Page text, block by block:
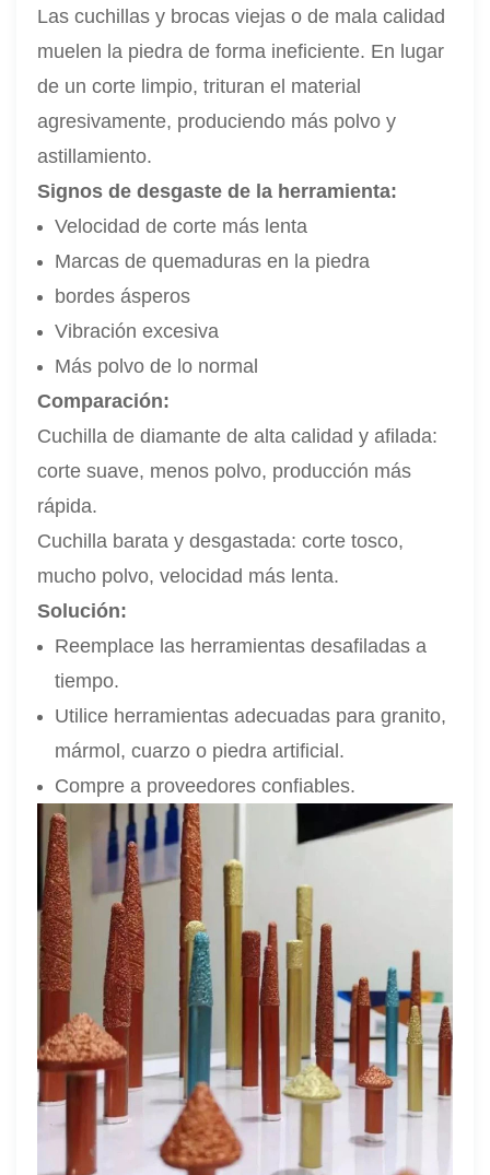
Las cuchillas y brocas viejas o de mala calidad
muelen la piedra de forma ineficiente. En lugar
de un corte limpio, trituran el material
agresivamente, produciendo más polvo y
astillamiento.
Signos de desgaste de la herramienta:
Velocidad de corte más lenta
Marcas de quemaduras en la piedra
bordes ásperos
Vibración excesiva
Más polvo de lo normal
Comparación:
Cuchilla de diamante de alta calidad y afilada:
corte suave, menos polvo, producción más
rápida.
Cuchilla barata y desgastada: corte tosco,
mucho polvo, velocidad más lenta.
Solución:
Reemplace las herramientas desafiladas a
tiempo.
Utilice herramientas adecuadas para granito,
mármol, cuarzo o piedra artificial.
Compre a proveedores confiables.